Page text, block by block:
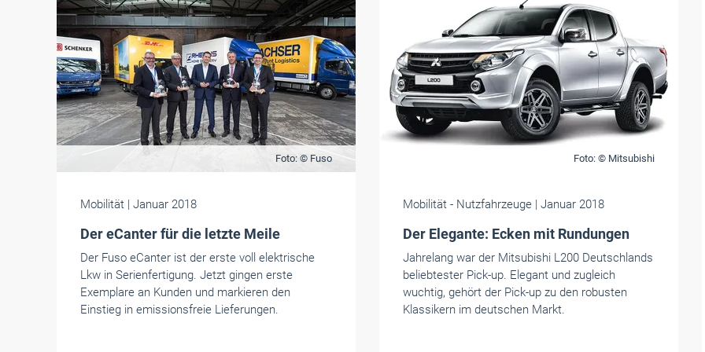
Foto: © Fuso
Mobilität | Januar 2018
Der eCanter für die letzte Meile
Der Fuso eCanter ist der erste voll elektrische
Lkw in Serienfertigung. Jetzt gingen erste
Exemplare an Kunden und markieren den
Einstieg in emissionsfreie Lieferungen.
Foto: © Mitsubishi
Mobilität- Nutzfahrzeuge | Januar 2018
Der Elegante: Ecken mit Rundungen
Jahrelang war der Mitsubishi L200 Deutschlands
beliebtester Pick-up. Elegant und zugleich
wuchtig, gehört der Pick-up zu den robusten
Klassikern im deutschen Markt.